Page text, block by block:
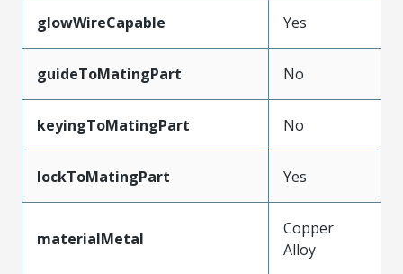
glowWireCapable Yes
guideToMatingPart No
keyingToMatingPart No
lockToMatingPart Yes
materialMetal
Copper
Alloy